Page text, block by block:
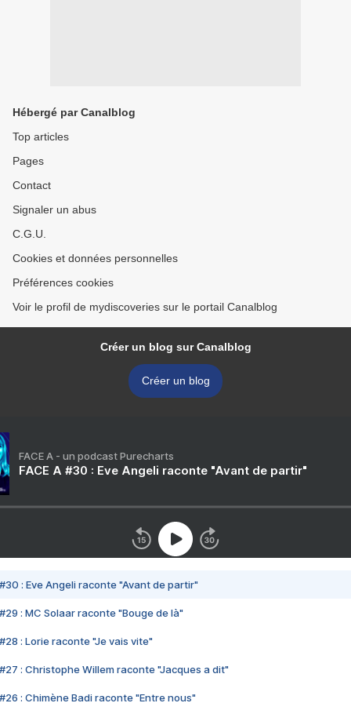
Hébergé par Canalblog
Top articles
Pages
Contact
Signaler un abus
C.G.U.
Cookies et données personnelles
Préférences cookies
Voir le profil de mydiscoveries sur le portail Canalblog
Créer un blog sur Canalblog
Créer un blog
FACE A - un podcast Purecharts
FACE A #30 : Eve Angeli raconte "Avant de partir"
#30 : Eve Angeli raconte "Avant de partir"
#29 : MC Solaar raconte "Bouge de là"
#28 : Lorie raconte "Je vais vite"
#27 : Christophe Willem raconte "Jacques a dit"
#26 : Chimène Badi raconte "Entre nous"